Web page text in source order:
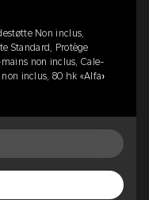
Non inclus,
Standard, Protège
non inclus, Cale-
inclus, 80 hk «Alfa»